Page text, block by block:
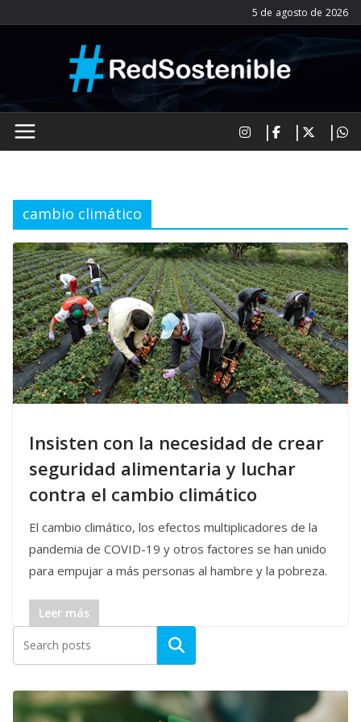
al
5 de agosto de 2026
cambio climático
Insisten con la necesidad de crear
seguridad alimentaria y luchar
contra el cambio climático
El cambio climático, los efectos multiplicadores de la
pandemia de COVID-19 y otros factores se han unido
para empujar a más personas al hambre y la pobreza.
Leer más